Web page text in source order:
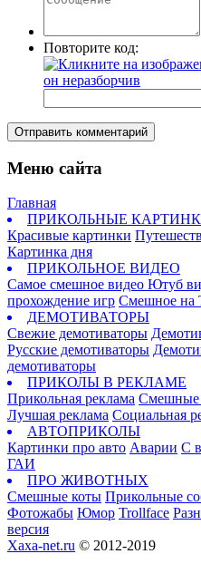
Повторите код:
Отправить комментарий
Меню сайта
Главная
ПРИКОЛЬНЫЕ
Красивые картинки
Картинка дня
ПРИКОЛЬНОЕ ВИДЕО
Самое смешное видео Ютуб
прохождение игр Смешное на
ДЕМОТИВАТОРЫ
Свежие демотиваторы
Русские демотиваторы
демотиваторы
ПРИКОЛЫ В РЕКЛАМЕ
Прикольная реклама Смешные
Лучшая реклама Социальная
АВТОПРИКОЛЫ
Картинки про авто Аварии С
ГАИ
ПРО ЖИВОТНЫХ
Смешные коты Прикольные
Фотожабы Юмор Trollface
версия
Xaxa-net.ru © 2012-2019